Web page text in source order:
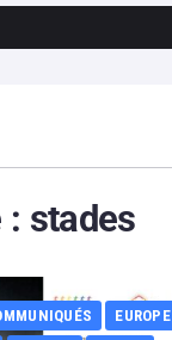
: stades
EUROPE